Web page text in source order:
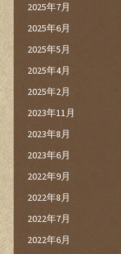
2025年7月
2025年6月
2025年5月
2025年4月
2025年2月
2023年11月
2023年8月
2023年6月
2022年9月
2022年8月
2022年7月
2022年6月